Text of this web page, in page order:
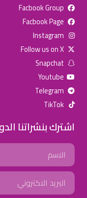
Facbook Group
Facbook Page
Instagram
Follow us on X
Snapchat
Youtube
Telegram
TikTok
اشترك بنشراتنا
Name
Email
للإعلان على منصة
جروب فيسبوك
تويتر (X)